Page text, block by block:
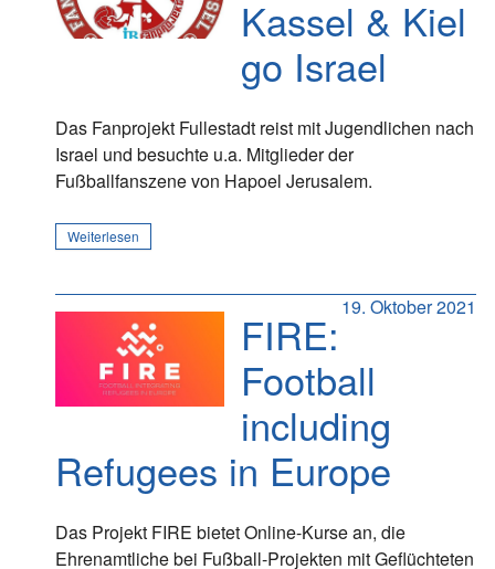
Kassel & Kiel
go Israel
Das Fanprojekt Fullestadt reist mit Jugendlichen nach
Israel und besuchte u.a. Mitglieder der
Fußballfanszene von Hapoel Jerusalem.
Weiterlesen
19. Oktober 2021
FIRE:
Football
including
Refugees in Europe
Das Projekt FIRE bietet Online-Kurse an, die
Ehrenamtliche bei Fußball-Projekten mit Geflüchteten